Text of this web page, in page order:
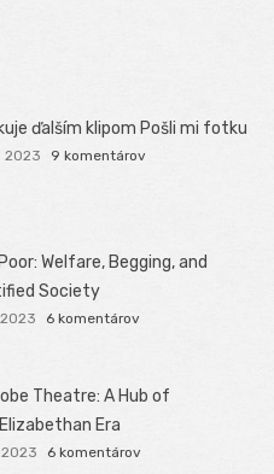
ďalším klipom Pošli mi fotku
2023 9 komentárov
Welfare, Begging, and
Society
2023 6 komentárov
Theatre: A Hub of
Era
2023 6 komentárov